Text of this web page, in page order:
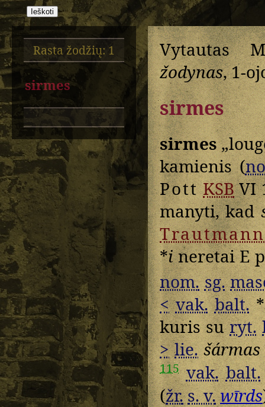
Rasta žodžių: 1
sirmes
Vytautas
žodynas, 1-
sirmes
sirmes
kamienis (
Pott KSBVI
manyti, kad
Trautmann
*ineretai E
nom. sg.
< vak. balt.*
kuris suryt.
> lie. šármas
115 vak. balt.
(žr.s. v.wīrds